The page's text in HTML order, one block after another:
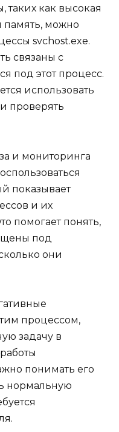
таких как высокая
память, можно
svchost.exe.
связаны с
под этот процесс.
использовать
проверять
и мониторинга
показывает
и их
помогает понять,
под
они
процессом,
задачу в
понимать его
нормальную